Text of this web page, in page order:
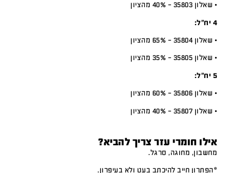
• שאלון 35803 – 40% מהציון
4 יח”ל:
• שאלון 35804 – 65% מהציון
• שאלון 35805 – 35% מהציון
5 יח”ל:
• שאלון 35806 – 60% מהציון
• שאלון 35807 – 40% מהציון
אילו חומרי עזר צריך להביא?
מחשבון, מחוגה, סרגל.
*הפתרון חייב להיכתב בעט ולא בעיפרון.